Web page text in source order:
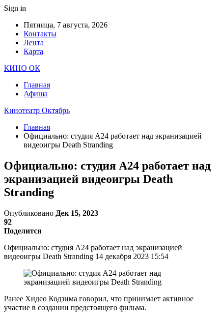
Sign in
Пятница, 7 августа, 2026
Контакты
Лента
Карта
КИНО ОК
Главная
Афиша
Кинотеатр Октябрь
Главная
Официально: студия A24 работает над экранизацией
видеоигры Death Stranding
Официально: студия A24 работает над
экранизацией видеоигры Death
Stranding
Опубликовано Дек 15, 2023
92
Поделится
Официально: студия A24 работает над экранизацией
видеоигры Death Stranding 14 декабря 2023 15:54
Ранее Хидео Кодзима говорил, что принимает активное
участие в создании предстоящего фильма.